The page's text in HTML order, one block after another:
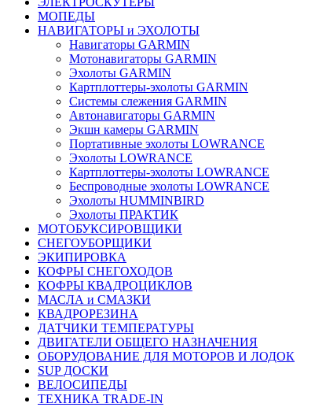
МОПЕДЫ
НАВИГАТОРЫ и ЭХОЛОТЫ
Навигаторы GARMIN
Мотонавигаторы GARMIN
Эхолоты GARMIN
Картплоттеры-эхолоты GARMIN
Системы слежения GARMIN
Автонавигаторы GARMIN
Экшн камеры GARMIN
Портативные эхолоты LOWRANCE
Эхолоты LOWRANCE
Картплоттеры-эхолоты LOWRANCE
Беспроводные эхолоты LOWRANCE
Эхолоты HUMMINBIRD
Эхолоты ПРАКТИК
МОТОБУКСИРОВЩИКИ
СНЕГОУБОРЩИКИ
ЭКИПИРОВКА
КОФРЫ СНЕГОХОДОВ
КОФРЫ КВАДРОЦИКЛОВ
МАСЛА и СМАЗКИ
КВАДРОРЕЗИНА
ДАТЧИКИ ТЕМПЕРАТУРЫ
ДВИГАТЕЛИ ОБЩЕГО НАЗНАЧЕНИЯ
ОБОРУДОВАНИЕ ДЛЯ МОТОРОВ И ЛОДОК
SUP ДОСКИ
ВЕЛОСИПЕДЫ
ТЕХНИКА TRADE-IN